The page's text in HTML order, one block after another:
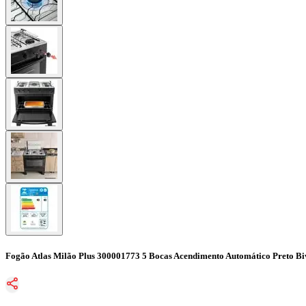
Fogão Atlas Milão Plus 300001773 5 Bocas Acendimento Automático Preto